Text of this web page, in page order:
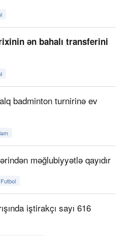
ən bahalı transferini
badminton turnirinə ev
məğlubiyyətlə qayıdır
Futbol
iştirakçı sayı 616